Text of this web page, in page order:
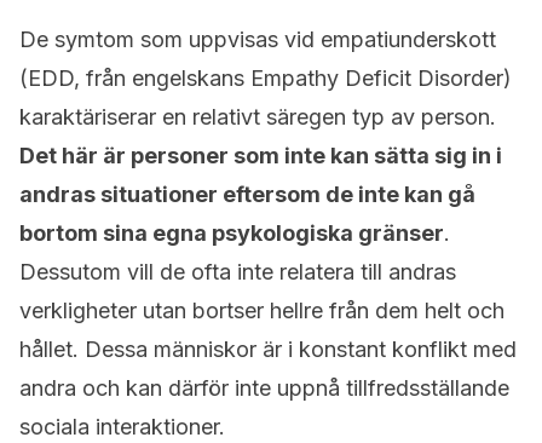
De symtom som uppvisas vid empatiunderskott
(EDD, från engelskans Empathy Deficit Disorder)
karaktäriserar en relativt säregen typ av person.
Det här är personer som inte kan sätta sig in i
andras situationer eftersom de inte kan gå
bortom sina egna psykologiska gränser.
Dessutom vill de ofta inte relatera till andras
verkligheter utan bortser hellre från dem helt och
hållet. Dessa människor är i konstant konflikt med
andra och kan därför inte uppnå tillfredsställande
sociala interaktioner.